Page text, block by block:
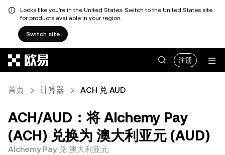
Looks like you're in the United States. Switch to the United States site
for products available in your region.
Switch site
注册
首页 计算器 ACH 兑 AUD
ACH/AUD：将 Alchemy Pay
(ACH) 兑换为 澳大利亚元 (AUD)
Alchemy Pay 兑 澳大利亚元